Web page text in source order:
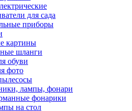
для сада
приборы
картины
шланги
обуви
фото
лампы, фонари
фонарики
на стол